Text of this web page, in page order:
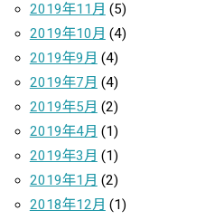
2019年11月 (5)
2019年10月 (4)
2019年9月 (4)
2019年7月 (4)
2019年5月 (2)
2019年4月 (1)
2019年3月 (1)
2019年1月 (2)
2018年12月 (1)